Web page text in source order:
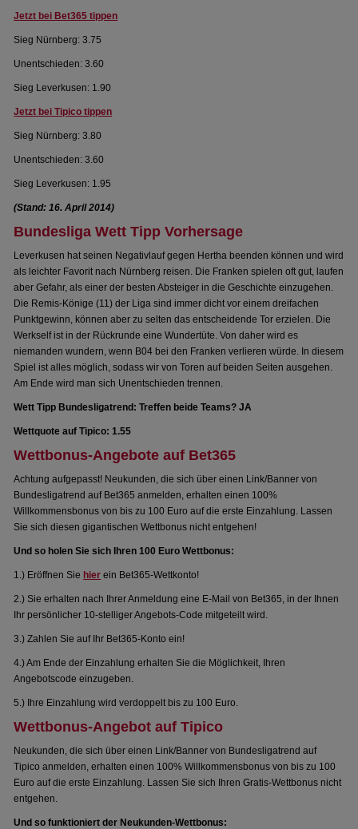
Jetzt bei Bet365 tippen
Sieg Nürnberg: 3.75
Unentschieden: 3.60
Sieg Leverkusen: 1.90
Jetzt bei Tipico tippen
Sieg Nürnberg: 3.80
Unentschieden: 3.60
Sieg Leverkusen: 1.95
(Stand: 16. April 2014)
Bundesliga Wett Tipp Vorhersage
Leverkusen hat seinen Negativlauf gegen Hertha beenden können und wird
als leichter Favorit nach Nürnberg reisen. Die Franken spielen oft gut, laufen
aber Gefahr, als einer der besten Absteiger in die Geschichte einzugehen.
Die Remis-Könige (11) der Liga sind immer dicht vor einem dreifachen
Punktgewinn, können aber zu selten das entscheidende Tor erzielen. Die
Werkself ist in der Rückrunde eine Wundertüte. Von daher wird es
niemanden wundern, wenn B04 bei den Franken verlieren würde. In diesem
Spiel ist alles möglich, sodass wir von Toren auf beiden Seiten ausgehen.
Am Ende wird man sich Unentschieden trennen.
Wett Tipp Bundesligatrend: Treffen beide Teams? JA
Wettquote auf Tipico: 1.55
Wettbonus-Angebote auf Bet365
Achtung aufgepasst! Neukunden, die sich über einen Link/Banner von
Bundesligatrend auf Bet365 anmelden, erhalten einen 100%
Willkommensbonus von bis zu 100 Euro auf die erste Einzahlung. Lassen
Sie sich diesen gigantischen Wettbonus nicht entgehen!
Und so holen Sie sich Ihren 100 Euro Wettbonus:
1.) Eröffnen Sie hier ein Bet365-Wettkonto!
2.) Sie erhalten nach Ihrer Anmeldung eine E-Mail von Bet365, in der Ihnen
Ihr persönlicher 10-stelliger Angebots-Code mitgeteilt wird.
3.) Zahlen Sie auf Ihr Bet365-Konto ein!
4.) Am Ende der Einzahlung erhalten Sie die Möglichkeit, Ihren
Angebotscode einzugeben.
5.) Ihre Einzahlung wird verdoppelt bis zu 100 Euro.
Wettbonus-Angebot auf Tipico
Neukunden, die sich über einen Link/Banner von Bundesligatrend auf
Tipico anmelden, erhalten einen 100% Willkommensbonus von bis zu 100
Euro auf die erste Einzahlung. Lassen Sie sich Ihren Gratis-Wettbonus nicht
entgehen.
Und so funktioniert der Neukunden-Wettbonus: